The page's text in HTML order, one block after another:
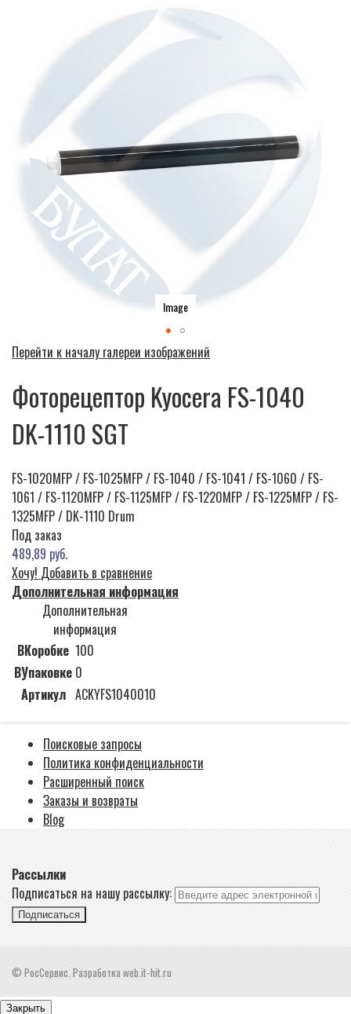
Image
Перейти к началу галереи изображений
Фоторецептор Kyocera FS-1040
DK-1110 SGT
FS-1020MFP / FS-1025MFP / FS-1040 / FS-1041 / FS-1060 / FS-
1061 / FS-1120MFP / FS-1125MFP / FS-1220MFP / FS-1225MFP / FS-
1325MFP / DK-1110 Drum
Под заказ
489,89 руб.
Хочу! Добавить в сравнение
Дополнительная информация
Дополнительная
информация
ВКоробке 100
ВУпаковке 0
Артикул ACKYFS1040010
Поисковые запросы
Политика конфиденциальности
Расширенный поиск
Заказы и возвраты
Blog
Рассылки
Подписаться на нашу рассылку:
Подписаться
© РосСервис. Разработка web.it-hit.ru
Закрыть